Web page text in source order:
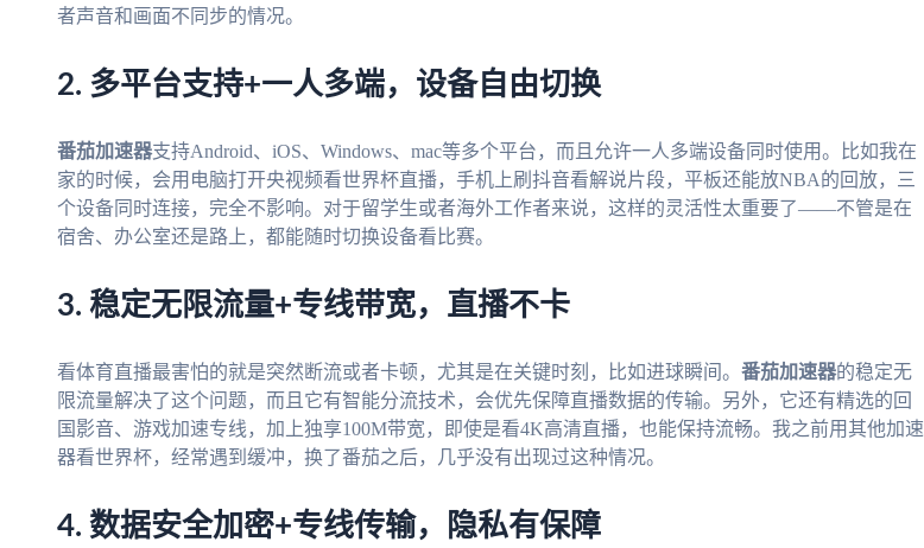
者声音和画面不同步的情况。
2. 多平台支持+一人多端，设备自由切换
番茄加速器支持Android、iOS、Windows、mac等多个平台，而且允许一人多端设备同时使用。比如我在
家的时候，会用电脑打开央视频看世界杯直播，手机上刷抖音看解说片段，平板还能放NBA的回放，三
个设备同时连接，完全不影响。对于留学生或者海外工作者来说，这样的灵活性太重要了——不管是在
宿舍、办公室还是路上，都能随时切换设备看比赛。
3. 稳定无限流量+专线带宽，直播不卡
看体育直播最害怕的就是突然断流或者卡顿，尤其是在关键时刻，比如进球瞬间。 番茄加速器的稳定无
限流量解决了这个问题，而且它有智能分流技术，会优先保障直播数据的传输。另外，它还有精选的回
国影音、游戏加速专线，加上独享100M带宽，即使是看4K高清直播，也能保持流畅。我之前用其他加速
器看世界杯，经常遇到缓冲，换了番茄之后，几乎没有出现过这种情况。
4. 数据安全加密+专线传输，隐私有保障